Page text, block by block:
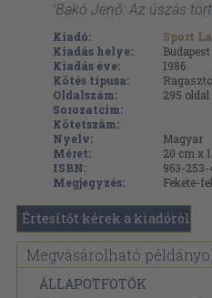
'Bakó Jenő: Az úszás
Kiadó:
Sport
Kiadás helye:
Budapest
Kiadás éve:
1986
Kötés típusa:
Oldalszám:
295 oldal
Sorozatcím:
Kötetszám:
Nyelv:
Magyar
Méret:
20 cm x
ISBN:
963-
Megjegyzés:
Fekete-
Értesítőt kérek a kiadóról
Megvásárolható
ÁLLAPOTFOTÓK